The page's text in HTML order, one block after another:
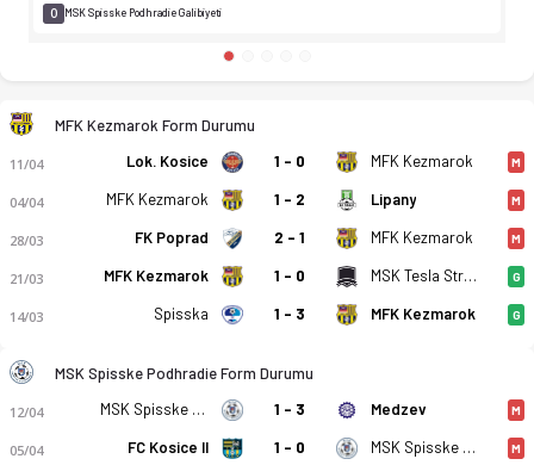
0 MSK Spisske Podhradie Galibiyeti
MFK Kezmarok Form Durumu
11/04 Lok. Kosice 1 - 0 MFK Kezmarok M
04/04 MFK Kezmarok 1 - 2 Lipany M
28/03 FK Poprad 2 - 1 MFK Kezmarok M
21/03 MFK Kezmarok 1 - 0 MSK Tesla Stropkov G
14/03 Spisska 1 - 3 MFK Kezmarok G
MSK Spisske Podhradie Form Durumu
12/04 MSK Spisske Podhradie 1 - 3 Medzev M
05/04 FC Kosice II 1 - 0 MSK Spisske Podhradie M